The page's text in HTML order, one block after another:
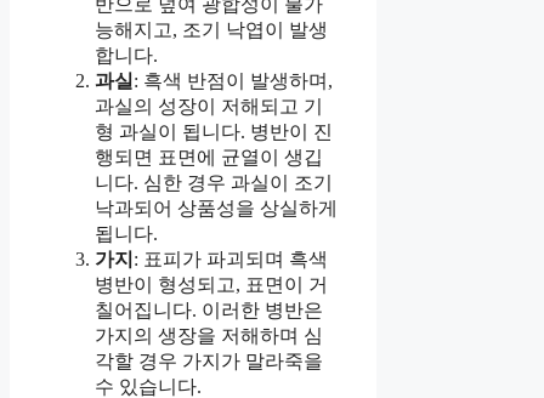
능해지고, 조기 낙엽이 발생
합니다.
과실 : 흑색 반점이 발생하며,
과실의 성장이 저해되고 기
형 과실이 됩니다. 병반이 진
행되면 표면에 균열이 생깁
니다. 심한 경우 과실이 조기
낙과되어 상품성을 상실하게
됩니다.
가지 : 표피가 파괴되며 흑색
병반이 형성되고, 표면이 거
칠어집니다. 이러한 병반은
가지의 생장을 저해하며 심
각할 경우 가지가 말라죽을
수 있습니다.